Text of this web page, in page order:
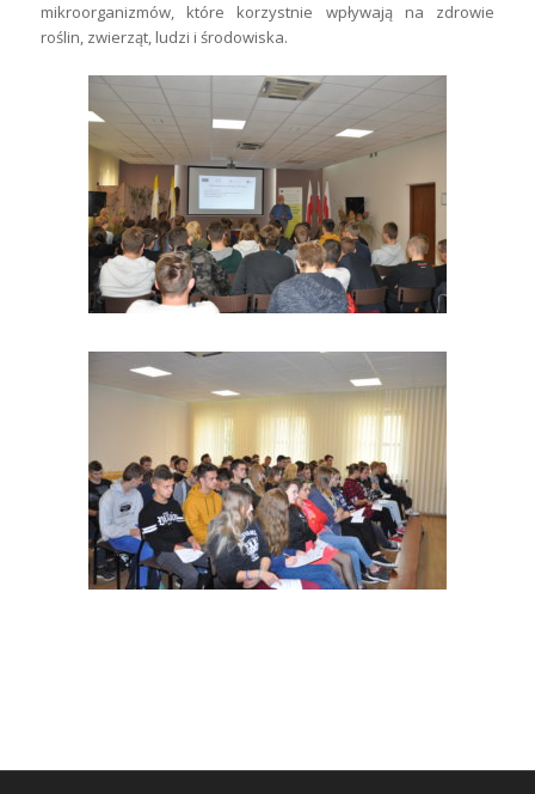
mikroorganizmów, które korzystnie wpływają na zdrowie
roślin, zwierząt, ludzi i środowiska.